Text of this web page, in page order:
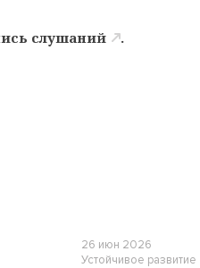
слушаний .
26 июн 2026
Устойчивое развитие